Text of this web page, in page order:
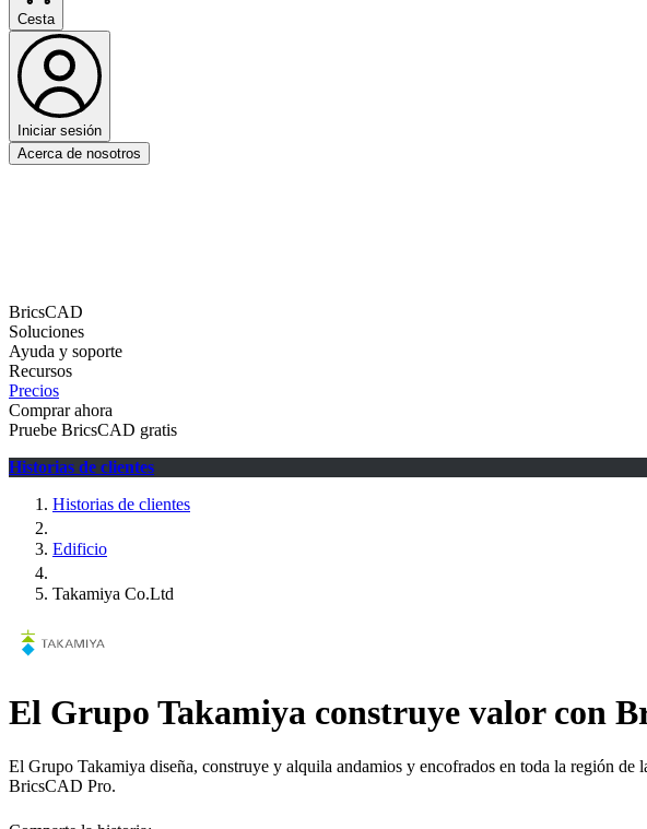
Cesta
Iniciar sesión
Acerca de nosotros
BricsCAD
Soluciones
Ayuda y soporte
Recursos
Precios
Comprar ahora
Pruebe BricsCAD gratis
Historias de clientes
Historias de clientes
Edificio
Takamiya Co.Ltd
El Grupo Takamiya construye valor con
El Grupo Takamiya diseña, construye y alquila andamios y encofrados en toda la región
BricsCAD Pro.